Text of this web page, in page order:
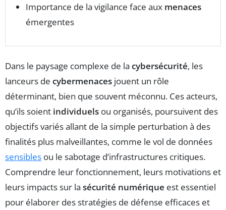
Importance de la vigilance face aux menaces
émergentes
Dans le paysage complexe de la cybersécurité, les
lanceurs de cybermenaces jouent un rôle
déterminant, bien que souvent méconnu. Ces acteurs,
qu’ils soient individuels ou organisés, poursuivent des
objectifs variés allant de la simple perturbation à des
finalités plus malveillantes, comme le vol de données
sensibles ou le sabotage d’infrastructures critiques.
Comprendre leur fonctionnement, leurs motivations et
leurs impacts sur la sécurité numérique est essentiel
pour élaborer des stratégies de défense efficaces et